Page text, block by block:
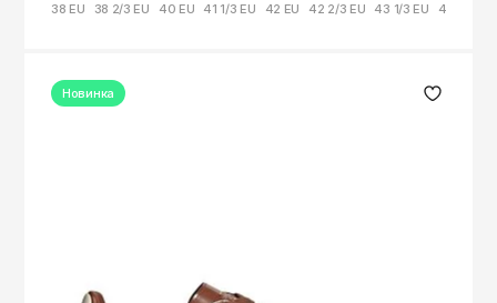
38 EU 38 2/3 EU 40 EU 41 1/3 EU 42 EU 42 2/3 EU 43 1/3 EU 44 EU
Новинка